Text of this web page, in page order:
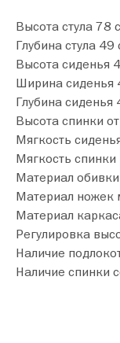
Высота стула 78
Глубина стула 49
Высота сиденья
Ширина сиденья
Глубина сиденья
Высота спинки
Мягкость
Мягкость спинки
Материал
Материал ножек
Материал
Регулировка
Наличие
Наличие спинки